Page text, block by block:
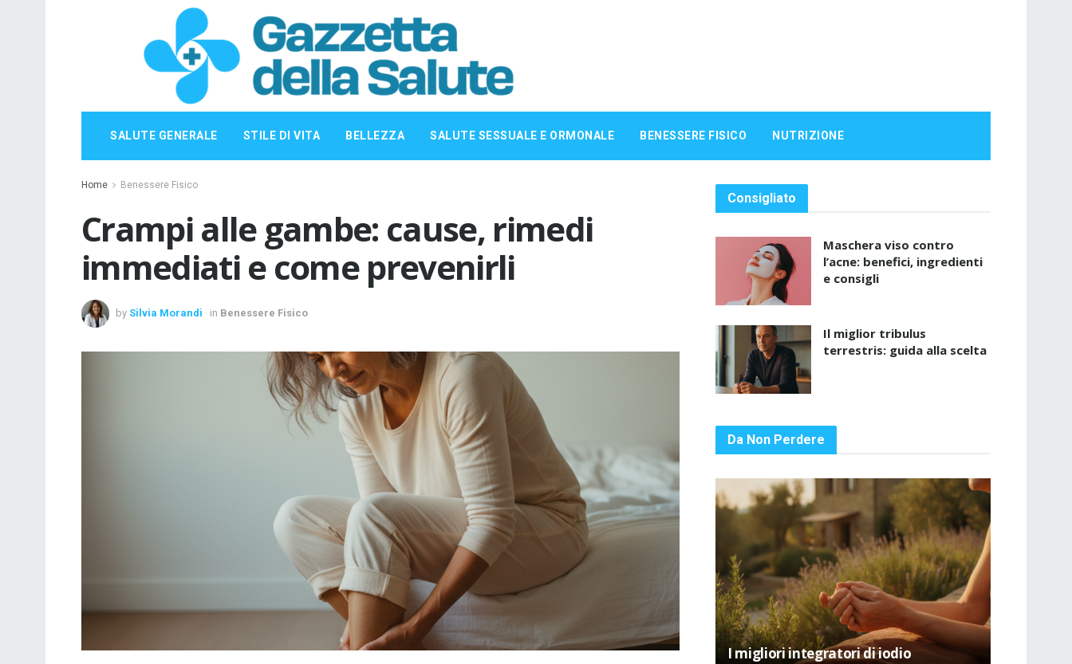
SALUTE GENERALE STILE DI VITA BELLEZZA SALUTE SESSUALE E ORMONALE BENESSERE FISICO NUTRIZIONE
Home Benessere Fisico
Crampi alle gambe: cause, rimedi
immediati e come prevenirli
by Silvia Morandi in Benessere Fisico
Consigliato
Maschera viso contro
l’acne: benefici, ingredienti
e consigli
Il miglior tribulus
terrestris: guida alla scelta
Da Non Perdere
I migliori integratori di iodio